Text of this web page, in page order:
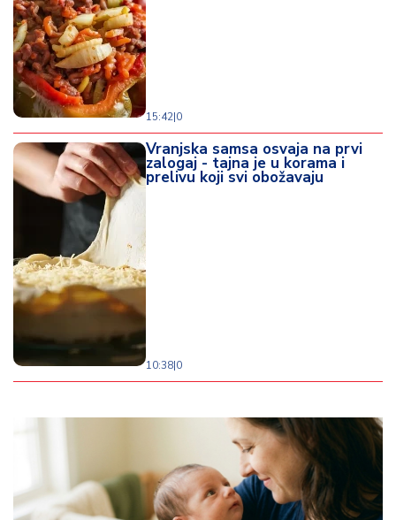
15:42|0
Vranjska samsa osvaja na prvi
zalogaj - tajna je u korama i
prelivu koji svi obožavaju
10:38|0